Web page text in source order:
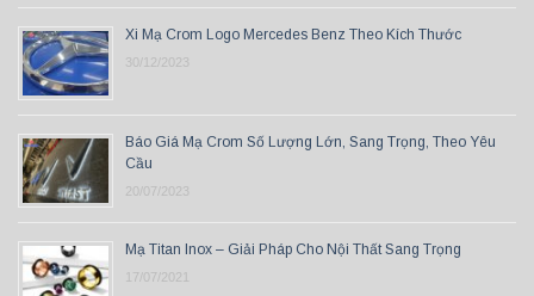
Xi Mạ Crom Logo Mercedes Benz Theo Kích Thước
30/12/2023
Báo Giá Mạ Crom Số Lượng Lớn, Sang Trọng, Theo Yêu
Cầu
20/07/2023
Mạ Titan Inox – Giải Pháp Cho Nội Thất Sang Trọng
17/07/2021